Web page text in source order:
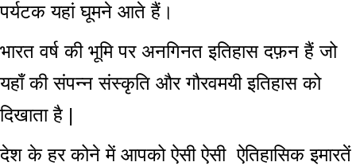
पर्यटक यहां घूमने आते हैं।
भारत वर्ष की भूमि पर अनगिनत इतिहास दफ़न हैं जो
यहाँ की संपन्न संस्कृति और गौरवमयी इतिहास को
दिखाता है |
देश के हर कोने में आपको ऐसी ऐसीऐतिहासिक इमारतें